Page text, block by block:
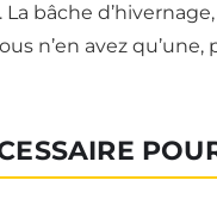
bâche
n’en avez